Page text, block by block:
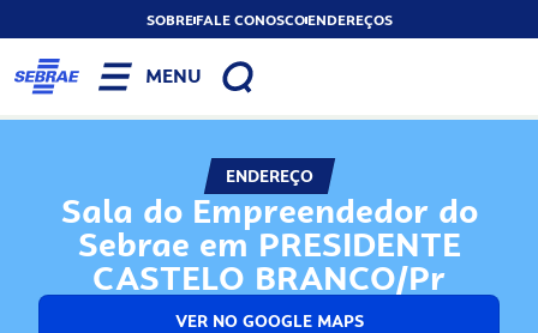
SOBREFALE CONOSCOENDEREÇOS
MENU
ENDEREÇO
Sala do Empreendedor do
Sebrae em PRESIDENTE
CASTELO BRANCO/Pr
VER NO GOOGLE MAPS